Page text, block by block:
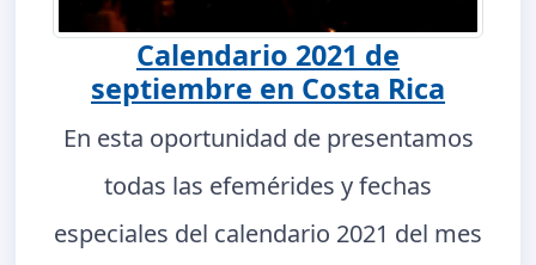
Calendario 2021 de
septiembre en Costa Rica
En esta oportunidad de presentamos
todas las efemérides y fechas
especiales del calendario 2021 del mes